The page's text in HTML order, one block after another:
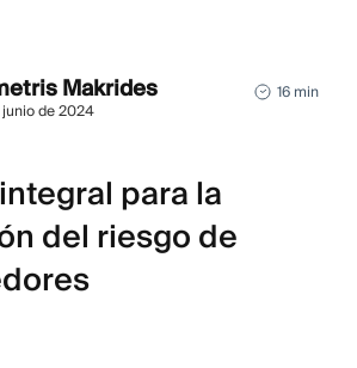
Makrides
de 2024
16 min
para la
del riesgo de